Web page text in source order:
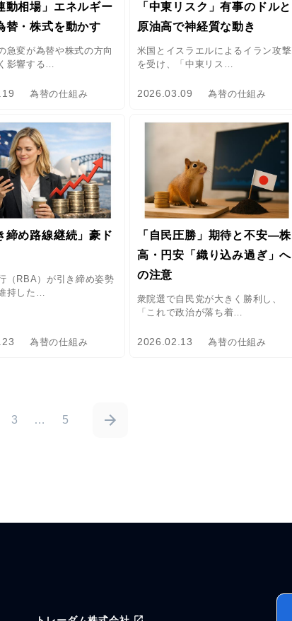
動相場」エネルギー
替・株式を動かす
急変が為替や株式の方向
影響する…
為替の仕組み
「中東リスク」有事のドルと
原油高で神経質な動き
米国とイスラエルによるイラン攻撃
を受け、「中東リス…
2026.03.09 為替の仕組み
締め路線継続」豪ド
（RBA）が引き締め姿勢
持した…
為替の仕組み
「自民圧勝」期待と不安―株
高・円安「織り込み過ぎ」へ
の注意
衆院選で自民党が大きく勝利し、
「これで政治が落ち着…
2026.02.13 為替の仕組み
3 … 5